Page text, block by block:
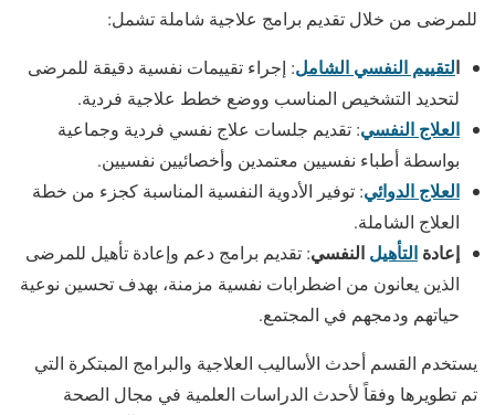
للمرضى من خلال تقديم برامج علاجية شاملة تشمل:
التقييم النفسي الشامل: إجراء تقييمات نفسية دقيقة للمرضى
لتحديد التشخيص المناسب ووضع خطط علاجية فردية.
العلاج النفسي: تقديم جلسات علاج نفسي فردية وجماعية
بواسطة أطباء نفسيين معتمدين وأخصائيين نفسيين.
العلاج الدوائي: توفير الأدوية النفسية المناسبة كجزء من خطة
العلاج الشاملة.
إعادة التأهيل النفسي: تقديم برامج دعم وإعادة تأهيل للمرضى
الذين يعانون من اضطرابات نفسية مزمنة، بهدف تحسين نوعية
حياتهم ودمجهم في المجتمع.
يستخدم القسم أحدث الأساليب العلاجية والبرامج المبتكرة التي
تم تطويرها وفقاً لأحدث الدراسات العلمية في مجال الصحة